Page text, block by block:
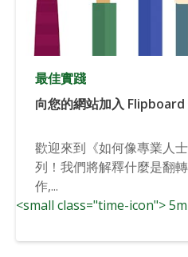
最佳實踐
向您的網站加入
歡迎來到《如何像專業人
列！我們將解釋什麼是翻
作,...
<small class="time-icon">